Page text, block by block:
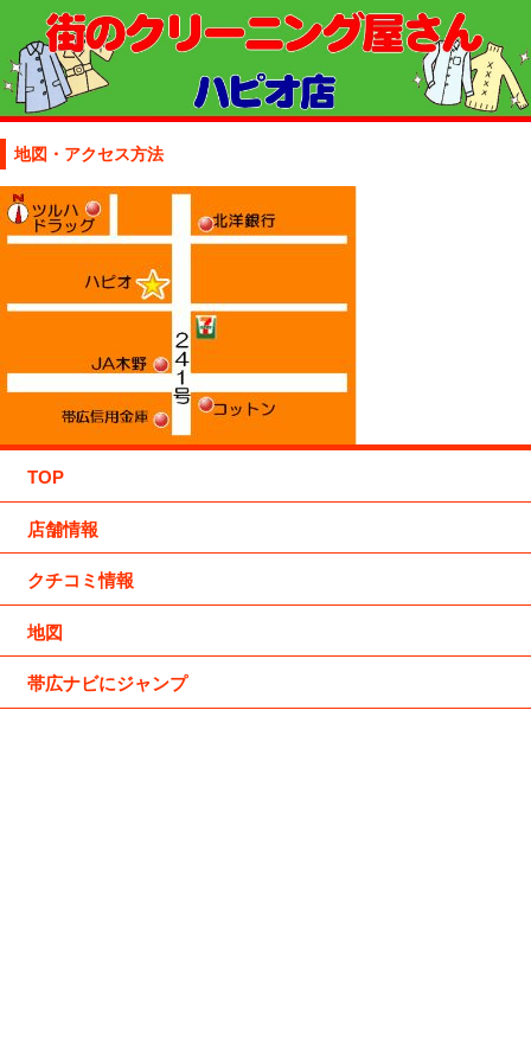
地図・アクセス方法
TOP
店舗情報
クチコミ情報
地図
帯広ナビにジャンプ